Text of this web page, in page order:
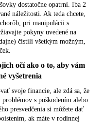
dostatočne opatrní. Iba 2
náležitosti. Ak teda chcete,
pri manipulácii s
pokyny uvedené na
čistili všetkým možným,
očí ako o to, aby vám
vyšetrenia
svoje financie, ale zdá sa, že
s poškodením alebo
presvedčenia si môžete dať
ak máte v rodinnej